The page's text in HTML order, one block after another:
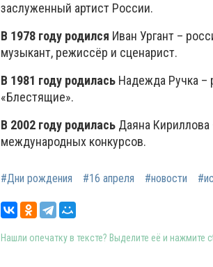
заслуженный артист России.
В 1978 году родился Иван Ургант –
музыкант, режиссёр и сценарист.
В 1981 году родилась Надежда Ручка –
«Блестящие».
В 2002 году родилась Даяна Кириллова
международных конкурсов.
#Дни рождения #16 апреля #новости
Нашли опечатку в тексте? Выделите её и нажмите